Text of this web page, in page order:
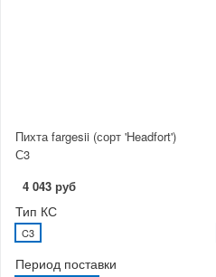
Пихта fargesii (сорт 'Headfort')
С3
4 043 руб
Тип КС
C3
Период поставки